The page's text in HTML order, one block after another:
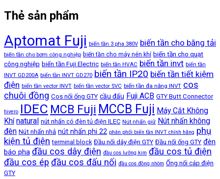
Thẻ sản phẩm
Aptomat Fuji biến tần 3 pha 380V biến tần cho băng tải
biến tần cho bơm công nghiệp biến tần cho máy nén khí biến tần cho quạt
công nghiệp biến tần Fuji Electric biến tần HVAC biến tần invt biến tần
INVT GD200A biến tần INVT GD270 biến tần IP20 biến tần tiết kiệm
điện biến tần vector INVT biến tần vector SVC biến tần đa năng INVT cos
chuôi đồng Cos nối ống GTY cầu đấu Fuji ACB GTY Butt Connector
hivero IDEC MCB Fuji MCCB Fuji Máy Cắt Không
Khí natural nút nhấn có đèn tủ điện ILEC Nút nhấn giữ Nút nhấn không
đèn Nút nhấn nhả nút nhấn phi 22 phân phối biến tần INVT chính hãng phụ
kiện tủ điện terminal block Đầu nối dây điện GTY Đầu nối ống GTY đèn
báo pha đầu cos dây điện đầu cos lưỡng kim đầu cos tủ điện
đầu cos ép đầu cos đấu nối đầu cos đồng nhôm Ống nối cáp điện
GTY